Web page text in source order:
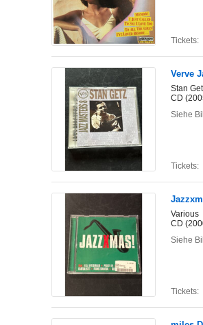
Tickets:
Verve
Stan
CD
Siehe
Tickets:
Various
CD
Siehe
Tickets: